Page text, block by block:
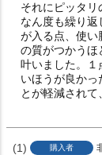
それにピッタ
なん度も繰り
が入る点、使い
の質がつかうほ
叶いました。１
いほうが良かっ
とが軽減されて
1 購入者